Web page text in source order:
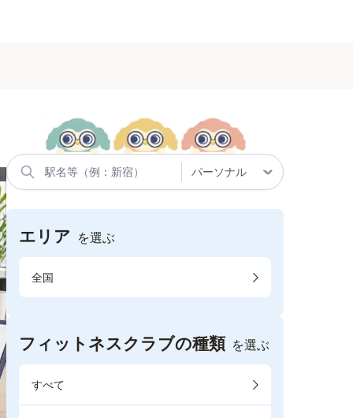
エリア を選ぶ
全国
フィットネスクラブの種類 を選ぶ
すべて